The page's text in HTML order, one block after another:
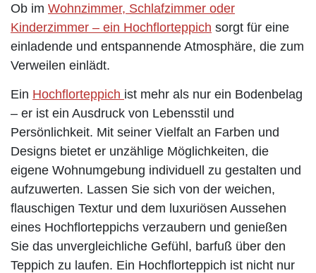
Ob im Wohnzimmer, Schlafzimmer oder
Kinderzimmer – ein Hochflorteppich sorgt für eine
einladende und entspannende Atmosphäre, die zum
Verweilen einlädt.
Ein Hochflorteppich ist mehr als nur ein Bodenbelag
– er ist ein Ausdruck von Lebensstil und
Persönlichkeit. Mit seiner Vielfalt an Farben und
Designs bietet er unzählige Möglichkeiten, die
eigene Wohnumgebung individuell zu gestalten und
aufzuwerten. Lassen Sie sich von der weichen,
flauschigen Textur und dem luxuriösen Aussehen
eines Hochflorteppichs verzaubern und genießen
Sie das unvergleichliche Gefühl, barfuß über den
Teppich zu laufen. Ein Hochflorteppich ist nicht nur